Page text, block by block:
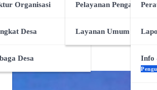
Organisasi
Desa
Desa
Pelayanan Pengaduan
Layanan Umum Desa
Info
Kemandirian